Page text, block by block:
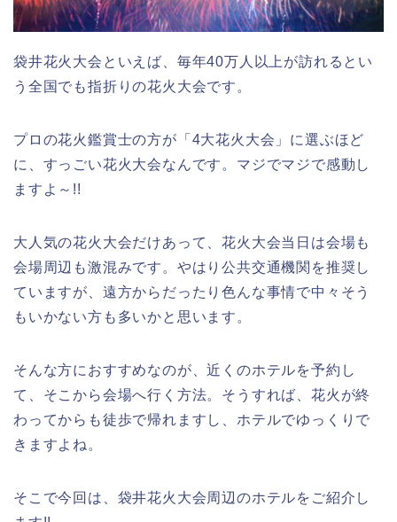
袋井花火大会といえば、毎年40万人以上が訪れるとい
う全国でも指折りの花火大会です。
プロの花火鑑賞士の方が「4大花火大会」に選ぶほど
に、すっごい花火大会なんです。マジでマジで感動し
ますよ～!!
大人気の花火大会だけあって、花火大会当日は会場も
会場周辺も激混みです。やはり公共交通機関を推奨し
ていますが、遠方からだったり色んな事情で中々そう
もいかない方も多いかと思います。
そんな方におすすめなのが、近くのホテルを予約し
て、そこから会場へ行く方法。そうすれば、花火が終
わってからも徒歩で帰れますし、ホテルでゆっくりで
きますよね。
そこで今回は、袋井花火大会周辺のホテルをご紹介し